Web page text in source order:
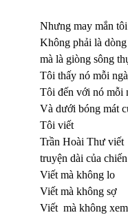
Nhưng may mắn
Không phải là
mà là giòng sông
Tôi thấy nó mỗi
Tôi đến với nó mỗi
Và dưới bóng mát
Tôi viết
Trần Hoài Thư viết
truyện dài của
Viết mà không lo
Viết mà không sợ
Viết mà không